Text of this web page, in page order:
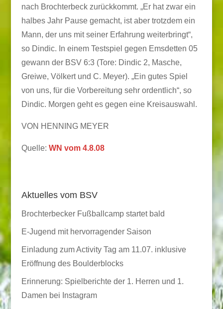
nach Brochterbeck zurückkommt. „Er hat zwar ein
halbes Jahr Pause gemacht, ist aber trotzdem ein
Mann, der uns mit seiner Erfahrung weiterbringt“,
so Dindic. In einem Testspiel gegen Emsdetten 05
gewann der BSV 6:3 (Tore: Dindic 2, Masche,
Greiwe, Völkert und C. Meyer). „Ein gutes Spiel
von uns, für die Vorbereitung sehr ordentlich“, so
Dindic. Morgen geht es gegen eine Kreisauswahl.
VON HENNING MEYER
Quelle: WN vom 4.8.08
Aktuelles vom BSV
Brochterbecker Fußballcamp startet bald
E-Jugend mit hervorragender Saison
Einladung zum Activity Tag am 11.07. inklusive
Eröffnung des Boulderblocks
Erinnerung: Spielberichte der 1. Herren und 1.
Damen bei Instagram